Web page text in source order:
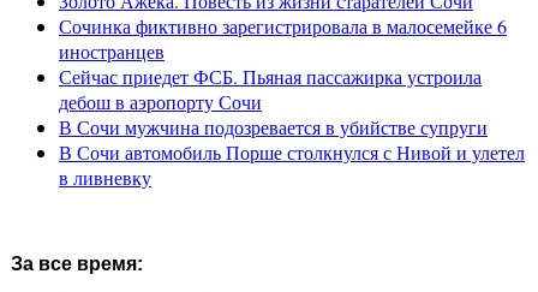
Сочинка фиктивно зарегистрировала в малосемейке 6
иностранцев
Сейчас приедет ФСБ. Пьяная пассажирка устроила
дебош в аэропорту Сочи
В Сочи мужчина подозревается в убийстве супруги
В Сочи автомобиль Порше столкнулся с Нивой и улетел
в ливневку
За все время: